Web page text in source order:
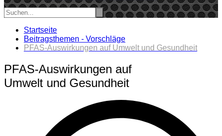
Startseite
Beitragsthemen - Vorschläge
PFAS-Auswirkungen auf Umwelt und Gesundheit
PFAS-Auswirkungen auf
Umwelt und Gesundheit